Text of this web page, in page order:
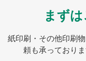
まず
紙印刷・その他印刷
頼も承っており